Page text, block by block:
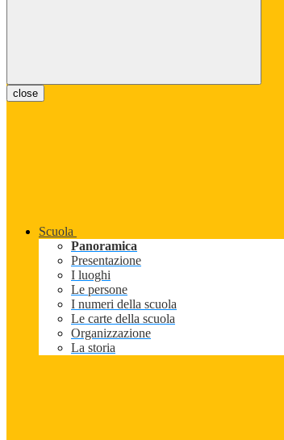
close
Scuola
Panoramica
Presentazione
I luoghi
Le persone
I numeri della scuola
Le carte della scuola
Organizzazione
La storia